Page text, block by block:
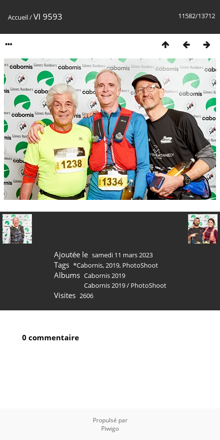
11582/13712
Accueil/VI 9593
Ajoutée le samedi 11 mars 2023
Tags *Cabornis,2019, PhotoShoot
Albums Cabornis 2019
Cabornis 2019/ PhotoShoot
Visites 2606
0 commentaire
Propulsé par
Piwigo